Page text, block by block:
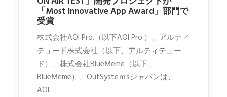
「Most Innovative App Award」部門で
受賞
株式会社AOI Pro.（以下AOI Pro.）、アルティ
テュード株式会社（以下、アルティテュー
ド）、株式会社BlueMeme（以下、
BlueMeme）、OutSysteｍsジャパンは、
AOI…